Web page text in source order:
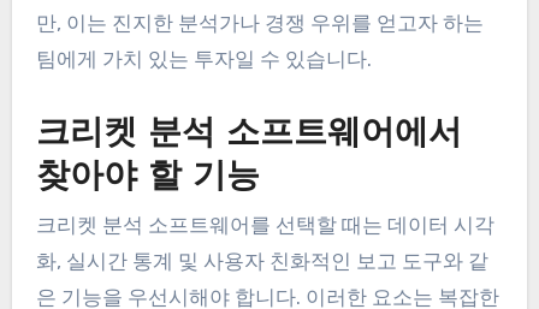
만, 이는 진지한 분석가나 경쟁 우위를 얻고자 하는
팀에게 가치 있는 투자일 수 있습니다.
크리켓 분석 소프트웨어에서
찾아야 할 기능
크리켓 분석 소프트웨어를 선택할 때는 데이터 시각
화, 실시간 통계 및 사용자 친화적인 보고 도구와 같
은 기능을 우선시해야 합니다. 이러한 요소는 복잡한